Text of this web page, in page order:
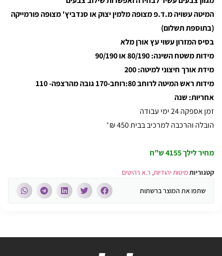
המיטה עשויה מ.ד.פ מצופה מלמין יצוק או סנדביץ' מצופה פורמייקה
(בתוספת תשלום)
בסיס המזרון עשוי עץ אורן מלא
מידות משטח השינה: 80/190 או 90/190
מידת אורך חיצוני למיטה: 200
מידות ראש המיטה לרוחב 80:רוחב-170 גובה מהרצפה- 110
אחריות: שנה
זמן אספקה 24 ימי עבודה
הובלה והרכבה למרכיב בבית 450 ₪
*
מחיר לילך 4155 ש"ח
קטגוריותמיטות יהודיות, ר.א רהיטים
שתפו את המוצר ברשתות